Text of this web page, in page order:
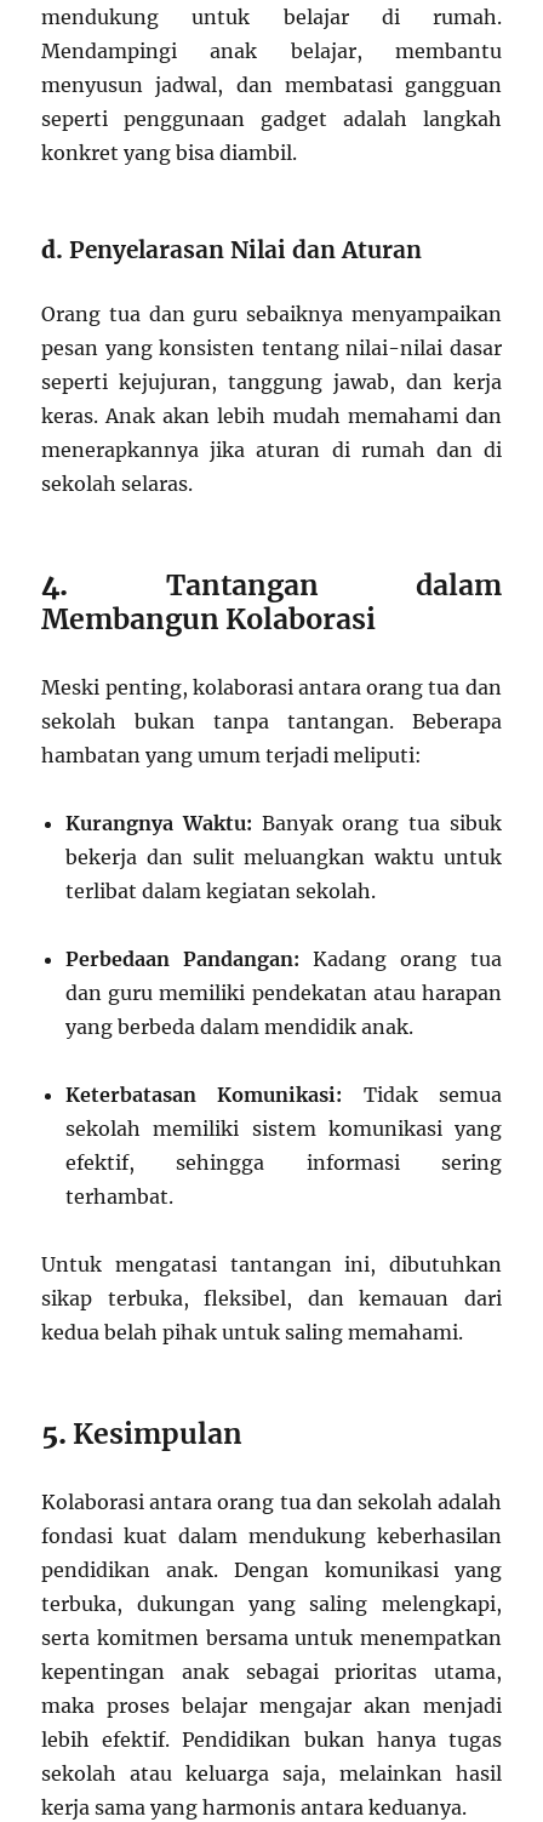
mendukung untuk belajar di rumah.
Mendampingi anak belajar, membantu
menyusun jadwal, dan membatasi gangguan
seperti penggunaan gadget adalah langkah
konkret yang bisa diambil.
d.Penyelarasan Nilai dan Aturan
Orang tua dan guru sebaiknya menyampaikan
pesan yang konsisten tentang nilai-nilai dasar
seperti kejujuran, tanggung jawab, dan kerja
keras. Anak akan lebih mudah memahami dan
menerapkannya jika aturan di rumah dan di
sekolah selaras.
4. Tantangan dalam
Membangun Kolaborasi
Meski penting, kolaborasi antara orang tua dan
sekolah bukan tanpa tantangan. Beberapa
hambatan yang umum terjadi meliputi:
Kurangnya Waktu: Banyak orang tua sibuk
bekerja dan sulit meluangkan waktu untuk
terlibat dalam kegiatan sekolah.
Perbedaan Pandangan: Kadang orang tua
dan guru memiliki pendekatan atau harapan
yang berbeda dalam mendidik anak.
Keterbatasan Komunikasi: Tidak semua
sekolah memiliki sistem komunikasi yang
efektif, sehingga informasi sering
terhambat.
Untuk mengatasi tantangan ini, dibutuhkan
sikap terbuka, fleksibel, dan kemauan dari
kedua belah pihak untuk saling memahami.
5. Kesimpulan
Kolaborasi antara orang tua dan sekolah adalah
fondasi kuat dalam mendukung keberhasilan
pendidikan anak. Dengan komunikasi yang
terbuka, dukungan yang saling melengkapi,
serta komitmen bersama untuk menempatkan
kepentingan anak sebagai prioritas utama,
maka proses belajar mengajar akan menjadi
lebih efektif. Pendidikan bukan hanya tugas
sekolah atau keluarga saja, melainkan hasil
kerja sama yang harmonis antara keduanya.